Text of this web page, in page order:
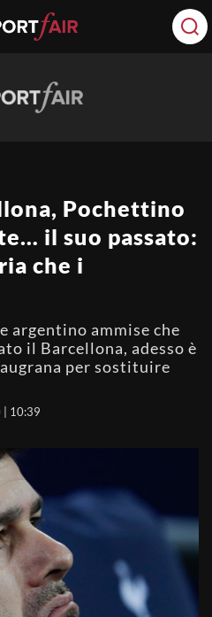
Pochettino
il suo passato:
che i
argentino ammise che
il Barcellona, adesso è
per sostituire
| 10:39